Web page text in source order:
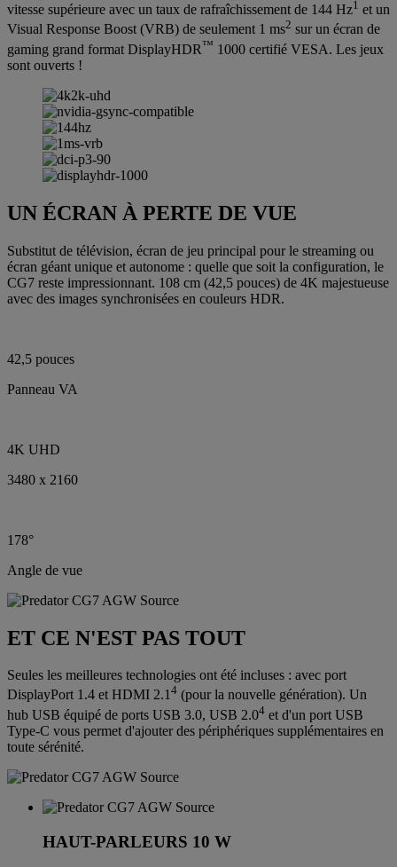
vitesse supérieure avec un taux de rafraîchissement de 144 Hz1 et un
Visual Response Boost (VRB) de seulement 1 ms2 sur un écran de
gaming grand format DisplayHDR™ 1000 certifié VESA. Les jeux
sont ouverts !
UN ÉCRAN À PERTE DE VUE
Substitut de télévision, écran de jeu principal pour le streaming ou
écran géant unique et autonome : quelle que soit la configuration, le
CG7 reste impressionnant. 108 cm (42,5 pouces) de 4K majestueuse
avec des images synchronisées en couleurs HDR.
42,5 pouces
Panneau VA
4K UHD
3480 x 2160
178°
Angle de vue
ET CE N'EST PAS TOUT
Seules les meilleures technologies ont été incluses : avec port
DisplayPort 1.4 et HDMI 2.14 (pour la nouvelle génération). Un
hub USB équipé de ports USB 3.0, USB 2.04 et d'un port USB
Type-C vous permet d'ajouter des périphériques supplémentaires en
toute sérénité.
HAUT-PARLEURS 10 W